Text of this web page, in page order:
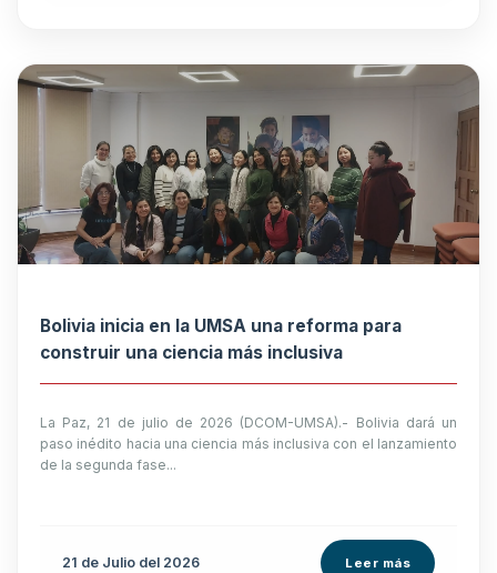
Bolivia inicia en la UMSA una reforma para
construir una ciencia más inclusiva
La Paz, 21 de julio de 2026 (DCOM-UMSA).- Bolivia dará un
paso inédito hacia una ciencia más inclusiva con el lanzamiento
de la segunda fase...
21 de Julio del 2026 Leer más